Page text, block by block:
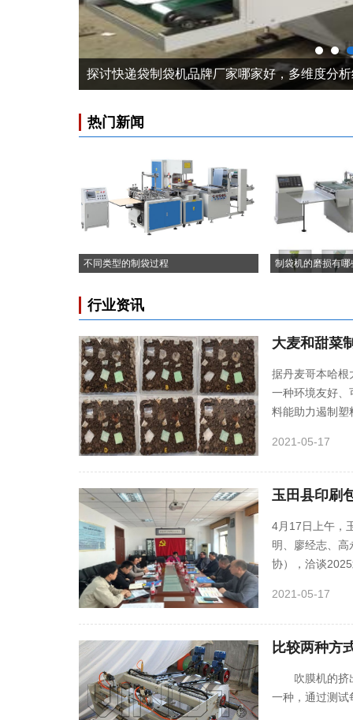
探讨快递袋制袋机品牌厂家哪家好，多维度分
热门新闻
不同类型的制袋过程 制袋机的磨损有哪
行业资讯
大麦和甜菜
据丹麦哥本哈根
一种环境友好、
料能助力遏制塑
2021-05-17
玉田县印刷
4月17日上午，
明、廖经志、
协），洽谈
2021-05-17
比较两种方
吹膜机的挤出
一种，通过测试